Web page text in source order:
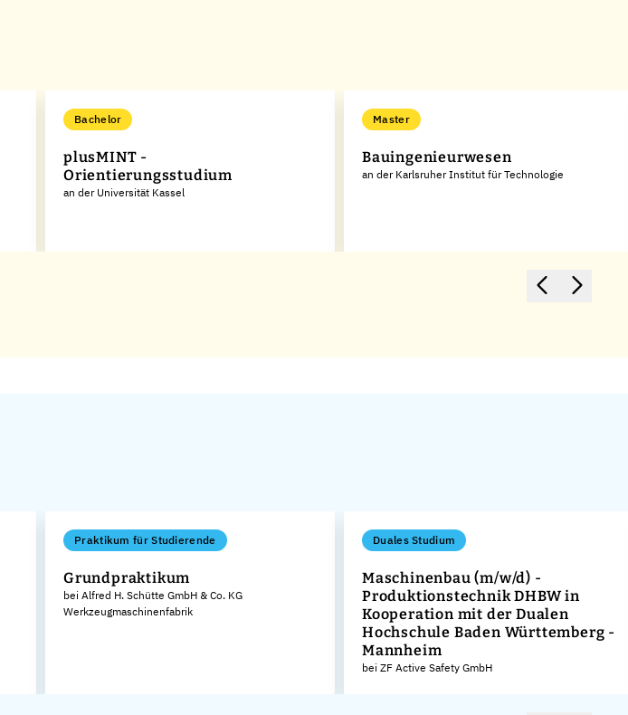
Bachelor
plusMINT -
Orientierungsstudium
an der Universität Kassel
Master
Bauingenieurwesen
an der Karlsruher Institut für Technologie
Praktikum für Studierende
Grundpraktikum
bei Alfred H. Schütte GmbH & Co. KG
Werkzeugmaschinenfabrik
Duales Studium
Maschinenbau (m/w/d) -
Produktionstechnik DHBW in
Kooperation mit der Dualen
Hochschule Baden Württemberg -
Mannheim
bei ZF Active Safety GmbH